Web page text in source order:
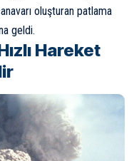
oluşturan patlama
geldi.
Hareket